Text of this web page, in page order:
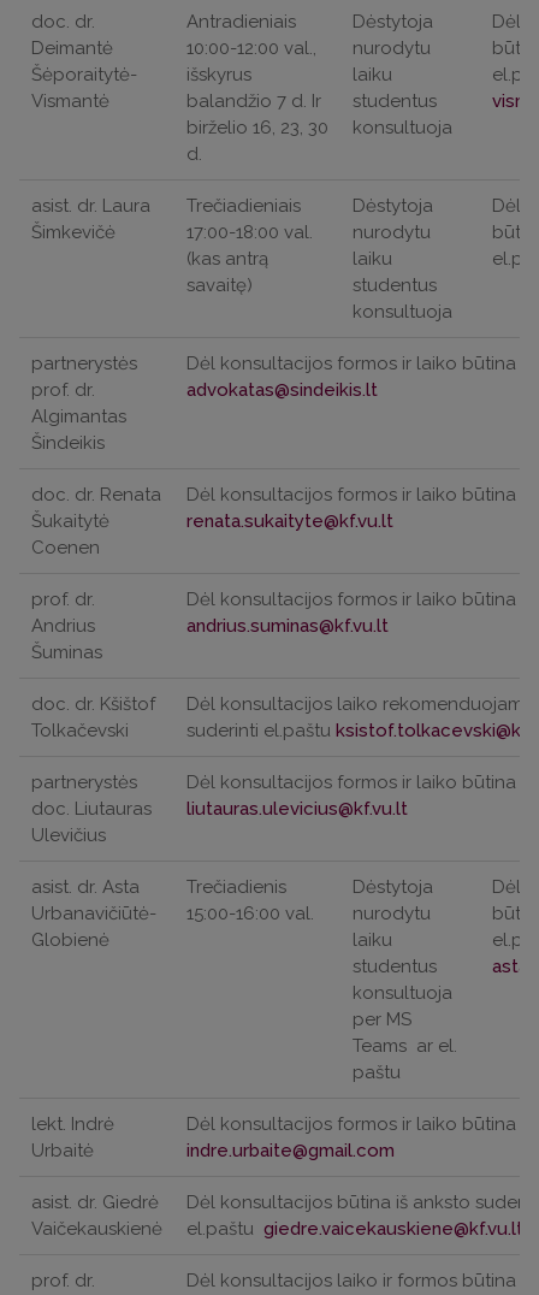
doc. dr.
Deimantė
Šėporaitytė-
Vismantė
Antradieniais
10:00-12:00 val.,
išskyrus
balandžio 7 d. Ir
birželio 16, 23, 30
d.
Dėstytoja
nurodytu
laiku
studentus
konsultuoja
Dėl
asist. dr. Laura
Šimkevičė
Trečiadieniais
17:00-18:00 val.
(kas antrą
savaitę)
Dėstytoja
nurodytu
laiku
studentus
konsultuoja
Dėl
partnerystės
prof. dr.
Algimantas
Šindeikis
Dėl konsultacijos formos ir laiko būtina
doc. dr. Renata
Šukaitytė
Coenen
Dėl konsultacijos formos ir laiko būtina
prof. dr.
Andrius
Šuminas
Dėl konsultacijos formos ir laiko būtina
doc. dr. Kšištof
Tolkačevski
Dėl konsultacijos laiko rekomenduojama
suderinti el.paštu
partnerystės
doc. Liutauras
Ulevičius
Dėl konsultacijos formos ir laiko būtina
asist. dr. Asta
Urbanavičiūtė-
Globienė
Trečiadienis
15:00-16:00 val.
Dėstytoja
nurodytu
laiku
studentus
konsultuoja
per MS
Teams ar el.
paštu
Dėl
lekt. Indrė
Urbaitė
Dėl konsultacijos formos ir laiko būtina
asist. dr. Giedrė
Vaičekauskienė
Dėl konsultacijos būtina iš anksto
el.paštu
prof. dr.
Dėl konsultacijos laiko ir formos būtina